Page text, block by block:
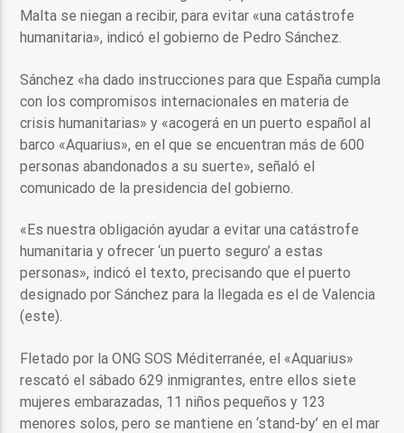
Malta se niegan a recibir, para evitar «una catástrofe
humanitaria», indicó el gobierno de Pedro Sánchez.
Sánchez «ha dado instrucciones para que España cumpla
con los compromisos internacionales en materia de
crisis humanitarias» y «acogerá en un puerto español al
barco «Aquarius», en el que se encuentran más de 600
personas abandonados a su suerte», señaló el
comunicado de la presidencia del gobierno.
«Es nuestra obligación ayudar a evitar una catástrofe
humanitaria y ofrecer ‘un puerto seguro’ a estas
personas», indicó el texto, precisando que el puerto
designado por Sánchez para la llegada es el de Valencia
(este).
Fletado por la ONG SOS Méditerranée, el «Aquarius»
rescató el sábado 629 inmigrantes, entre ellos siete
mujeres embarazadas, 11 niños pequeños y 123
menores solos, pero se mantiene en ‘stand-by’ en el mar